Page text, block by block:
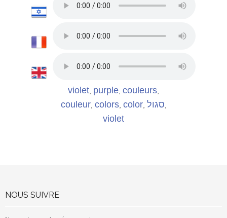
violet purple couleurs
couleur, colors, color, סגול
violet
NOUS SUIVRE